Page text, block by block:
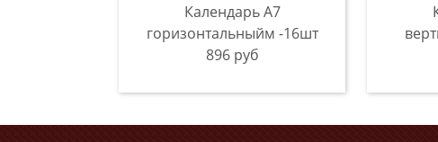
Календарь A7
горизонтальныйм -16шт
896 руб